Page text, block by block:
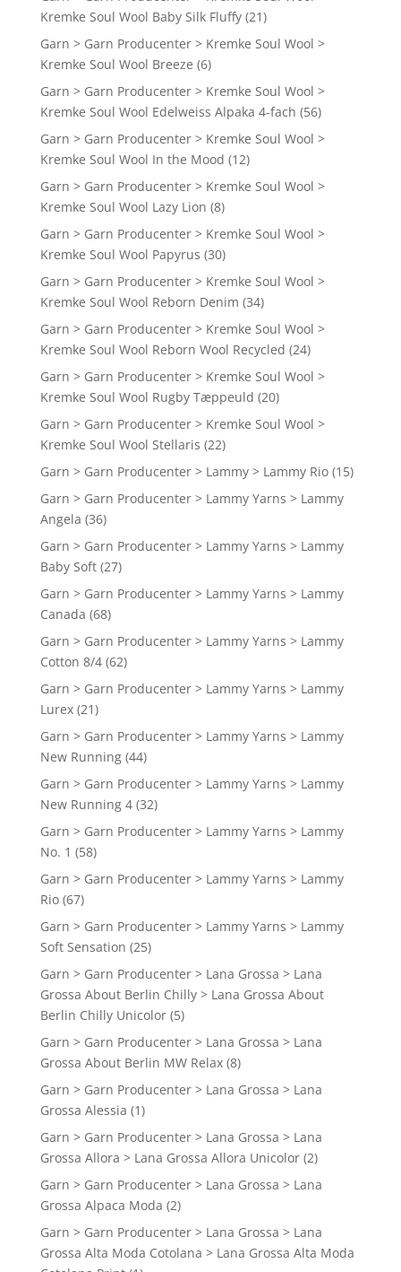
Kremke Soul Wool Baby Silk Fluffy (21)
Garn > Garn Producenter > Kremke Soul Wool >
Kremke Soul Wool Breeze (6)
Garn > Garn Producenter > Kremke Soul Wool >
Kremke Soul Wool Edelweiss Alpaka 4-fach (56)
Garn > Garn Producenter > Kremke Soul Wool >
Kremke Soul Wool In the Mood (12)
Garn > Garn Producenter > Kremke Soul Wool >
Kremke Soul Wool Lazy Lion (8)
Garn > Garn Producenter > Kremke Soul Wool >
Kremke Soul Wool Papyrus (30)
Garn > Garn Producenter > Kremke Soul Wool >
Kremke Soul Wool Reborn Denim (34)
Garn > Garn Producenter > Kremke Soul Wool >
Kremke Soul Wool Reborn Wool Recycled (24)
Garn > Garn Producenter > Kremke Soul Wool >
Kremke Soul Wool Rugby Tæppeuld (20)
Garn > Garn Producenter > Kremke Soul Wool >
Kremke Soul Wool Stellaris (22)
Garn > Garn Producenter > Lammy > Lammy Rio (15)
Garn > Garn Producenter > Lammy Yarns > Lammy
Angela (36)
Garn > Garn Producenter > Lammy Yarns > Lammy
Baby Soft (27)
Garn > Garn Producenter > Lammy Yarns > Lammy
Canada (68)
Garn > Garn Producenter > Lammy Yarns > Lammy
Cotton 8/4 (62)
Garn > Garn Producenter > Lammy Yarns > Lammy
Lurex (21)
Garn > Garn Producenter > Lammy Yarns > Lammy
New Running (44)
Garn > Garn Producenter > Lammy Yarns > Lammy
New Running 4 (32)
Garn > Garn Producenter > Lammy Yarns > Lammy
No. 1 (58)
Garn > Garn Producenter > Lammy Yarns > Lammy
Rio (67)
Garn > Garn Producenter > Lammy Yarns > Lammy
Soft Sensation (25)
Garn > Garn Producenter > Lana Grossa > Lana
Grossa About Berlin Chilly > Lana Grossa About
Berlin Chilly Unicolor (5)
Garn > Garn Producenter > Lana Grossa > Lana
Grossa About Berlin MW Relax (8)
Garn > Garn Producenter > Lana Grossa > Lana
Grossa Alessia (1)
Garn > Garn Producenter > Lana Grossa > Lana
Grossa Allora > Lana Grossa Allora Unicolor (2)
Garn > Garn Producenter > Lana Grossa > Lana
Grossa Alpaca Moda (2)
Garn > Garn Producenter > Lana Grossa > Lana
Grossa Alta Moda Cotolana > Lana Grossa Alta Moda